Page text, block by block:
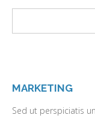
MARKETING
Sed ut perspiciatis